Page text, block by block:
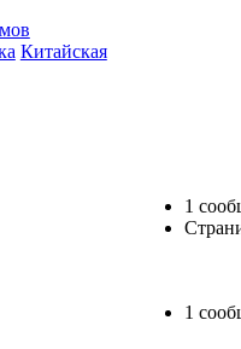
Китайская
1
1